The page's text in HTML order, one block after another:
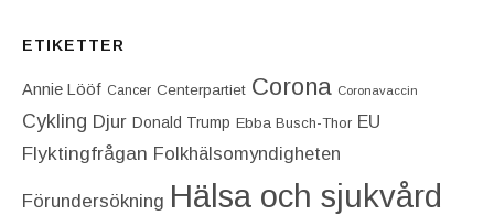
ETIKETTER
Annie Lööf Cancer Centerpartiet‎ Corona Coronavaccin
Cykling Djur Donald Trump Ebba Busch-Thor EU
Flyktingfrågan Folkhälsomyndigheten
Förundersökning Hälsa och sjukvård